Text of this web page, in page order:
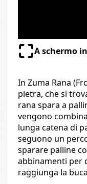
A schermo
In Zuma Rana
pietra, che si
rana spara a
vengono
lunga catena di
seguono un
sparare palline
abbinamenti per
raggiunga la